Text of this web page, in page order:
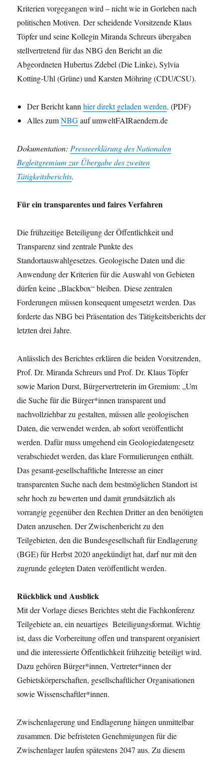
Kriterien vorgegangen wird – nicht wie in Gorleben nach
politischen Motiven. Der scheidende Vorsitzende Klaus
Töpfer und seine Kollegin Miranda Schreurs übergaben
stellvertretend für das NBG den Bericht an die
Abgeordneten Hubertus Zdebel (Die Linke), Sylvia
Kotting-Uhl (Grüne) und Karsten Möhring (CDU/CSU).
Der Bericht kannhier direkt geladen werden. (PDF)
Alles zumNBGauf umweltFAIRaendern.de
Dokumentation: Presseerklärung des Nationalen
Begleitgremium zur Übergabe des zweiten
Tätigkeitsberichts.
Für ein transparentes und faires Verfahren
Die frühzeitige Beteiligung der Öffentlichkeit und
Transparenz sind zentrale Punkte des
Standortauswahlgesetzes. Geologische Daten und die
Anwendung der Kriterien für die Auswahl von Gebieten
dürfen keine „Blackbox“ bleiben. Diese zentralen
Forderungen müssen konsequent umgesetzt werden. Das
forderte das NBG bei Präsentation des Tätigkeitsberichts der
letzten drei Jahre.
Anlässlich des Berichtes erklären die beiden Vorsitzenden,
Prof. Dr. Miranda Schreurs und Prof. Dr. Klaus Töpfer
sowie Marion Durst, Bürgervertreterin im Gremium: „Um
die Suche für die Bürger*innen transparent und
nachvollziehbar zu gestalten, müssen alle geologischen
Daten, die verwendet werden, ab sofort veröffentlicht
werden. Dafür muss umgehend ein Geologiedatengesetz
verabschiedet werden, das klare Formulierungen enthält.
Das gesamt-gesellschaftliche Interesse an einer
transparenten Suche nach dem bestmöglichen Standort ist
sehr hoch zu bewerten und damit grundsätzlich als
vorrangig gegenüber den Rechten Dritter an den benötigten
Daten anzusehen. Der Zwischenbericht zu den
Teilgebieten, den die Bundesgesellschaft für Endlagerung
(BGE) für Herbst 2020 angekündigt hat, darf nur mit den
zugrunde gelegten Daten veröffentlicht werden.
Rückblick und Ausblick
Mit der Vorlage dieses Berichtes steht die Fachkonferenz
Teilgebiete an, ein neuartiges Beteiligungsformat. Wichtig
ist, dass die Vorbereitung offen und transparent organisiert
und die interessierte Öffentlichkeit frühzeitig beteiligt wird.
Dazu gehören Bürger*innen, Vertreter*innen der
Gebietskörperschaften, gesellschaftlicher Organisationen
sowie Wissenschaftler*innen.
Zwischenlagerung und Endlagerung hängen unmittelbar
zusammen. Die befristeten Genehmigungen für die
Zwischenlager laufen spätestens 2047 aus. Zu diesem